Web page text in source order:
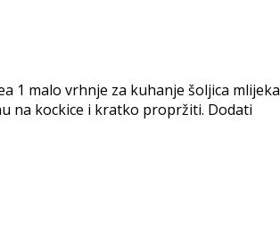
1 malo vrhnje za kuhanje šoljica mlijeka
na kockice i kratko propržiti. Dodati